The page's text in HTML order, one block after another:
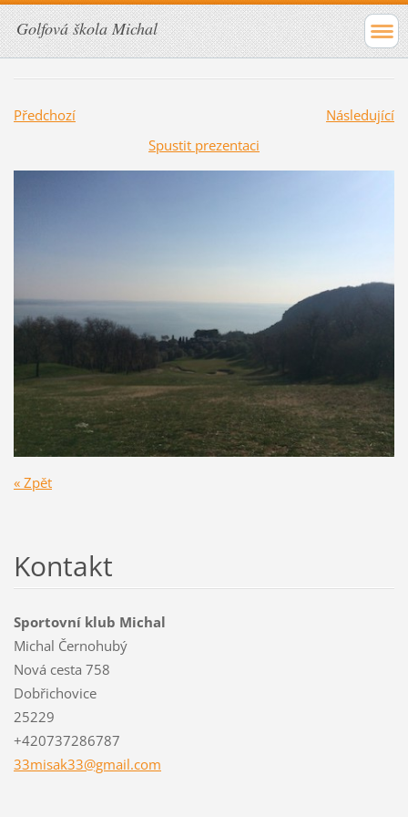
Golfová škola Michal
Předchozí
Následující
Spustit prezentaci
« Zpět
Kontakt
Sportovní klub Michal
Michal Černohubý
Nová cesta 758
Dobřichovice
25229
+420737286787
33misak33@gmail.com